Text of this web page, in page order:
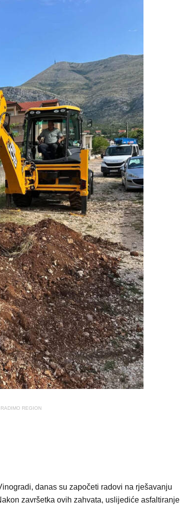
REGION
danas su započeti radovi na rješavanju
završetka ovih zahvata, uslijediće asfaltiranje